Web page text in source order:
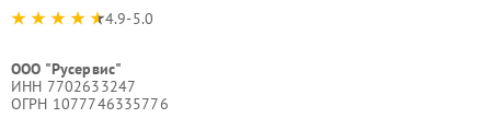
4.9-5.0
ООО "Русервис"
ИНН 7702633247
ОГРН 1077746335776